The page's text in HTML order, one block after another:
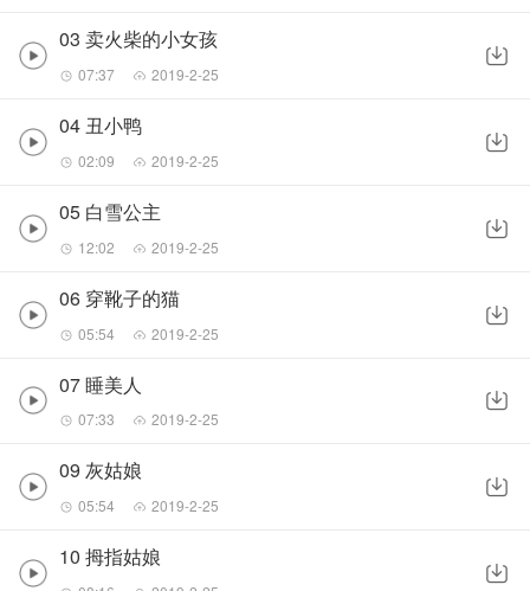
03 卖火柴的小女孩
07:37 2019-2-25
04 丑小鸭
02:09 2019-2-25
05 白雪公主
12:02 2019-2-25
06 穿靴子的猫
05:54 2019-2-25
07 睡美人
07:33 2019-2-25
09 灰姑娘
05:54 2019-2-25
10 拇指姑娘